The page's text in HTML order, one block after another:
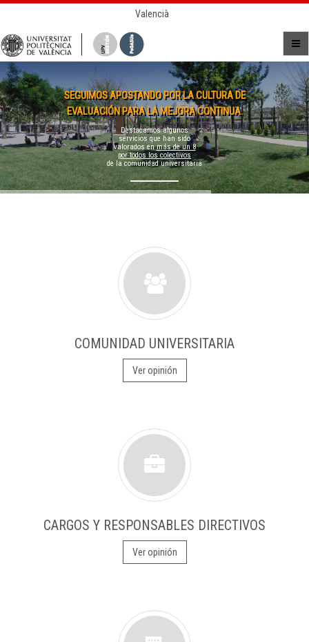
Valencià
SEGUIMOS APOSTANDO POR LA CULTURA DE
EVALUACIÓN PARA LA MEJORA CONTINUA.
Destacamos algunos
servicios que han sido
valorados enmás de un 8
por todos los colectivos
de la comunidad universitaria
COMUNIDAD UNIVERSITARIA
Ver opinión
CARGOS Y RESPONSABLES DIRECTIVOS
Ver opinión